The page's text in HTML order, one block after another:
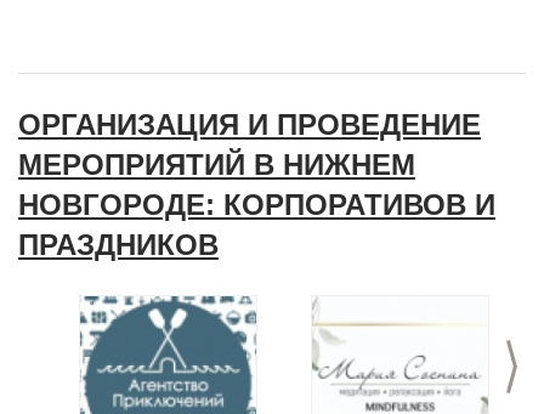
ОРГАНИЗАЦИЯ И ПРОВЕДЕНИЕ
МЕРОПРИЯТИЙ В НИЖНЕМ
НОВГОРОДЕ: КОРПОРАТИВОВ И
ПРАЗДНИКОВ
>